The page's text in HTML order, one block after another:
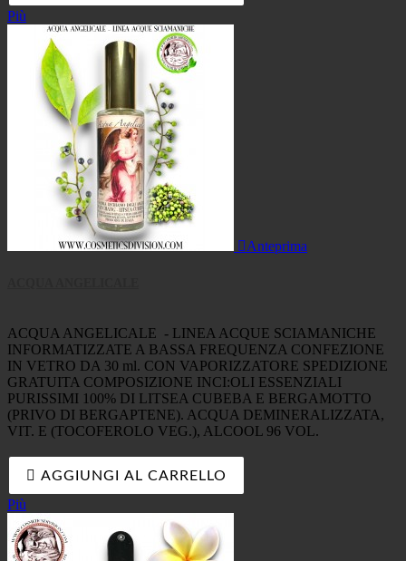
Più
Anteprima
ACQUA ANGELICALE - LINEA ACQUE SCIAMANICHE
INFORMATIZZATE A BASSA FREQUENZA CONFEZIONE
IN VETRO DA 30 ml. CON VAPORIZZATORE SPEDIZIONE
GRATUITA COMPOSIZIONE INCI:OLI ESSENZIALI
PURISSIMI 100% DI LITSEA CUBEBA E BERGAMOTTO
(PRIVO DI BERGAPTENE). ACQUA DEMINERALIZZATA,
VIT. E (TOCOFEROLO VEG.), ALCOOL 96 VOL.
 AGGIUNGI AL CARRELLO
Più